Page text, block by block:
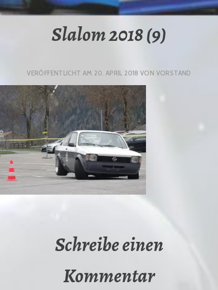
Slalom 2018 (9)
VERÖFFENTLICHT AM 20. APRIL 2018 VON VORSTAND
Schreibe einen
Kommentar